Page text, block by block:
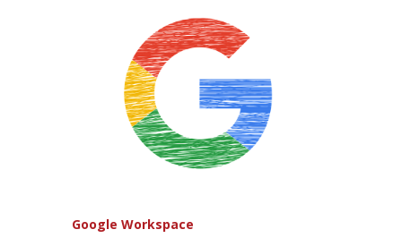
Google Workspace